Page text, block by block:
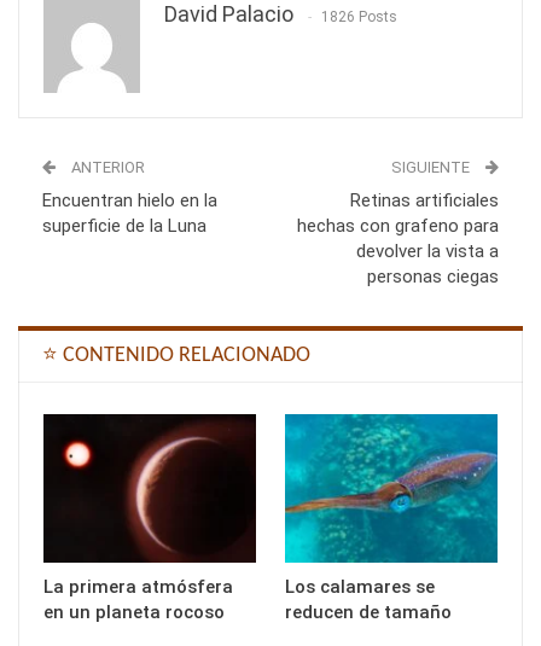
David Palacio 1826 Posts
ANTERIOR
Encuentran hielo en la
superficie de la Luna
SIGUIENTE
Retinas artificiales
hechas con grafeno para
devolver la vista a
personas ciegas
⭐ CONTENIDO RELACIONADO
La primera atmósfera
en un planeta rocoso
Los calamares se
reducen de tamaño